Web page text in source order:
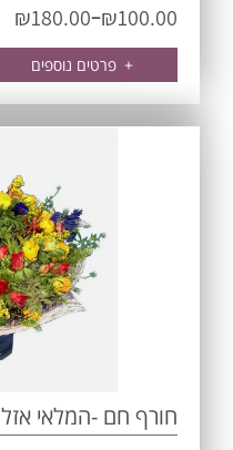
₪100.00
–
₪180.00
+ פרטים נוספים
חורף חם -המלאי אזל